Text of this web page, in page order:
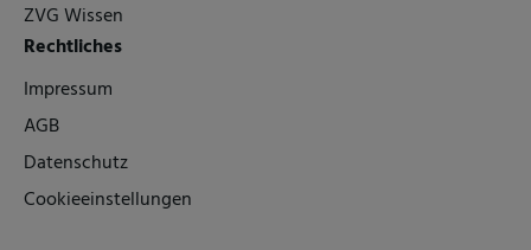
ZVG Wissen
Rechtliches
Impressum
AGB
Datenschutz
Cookieeinstellungen